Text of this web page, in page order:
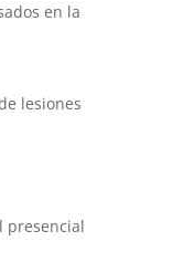
en la
lesiones
presencial